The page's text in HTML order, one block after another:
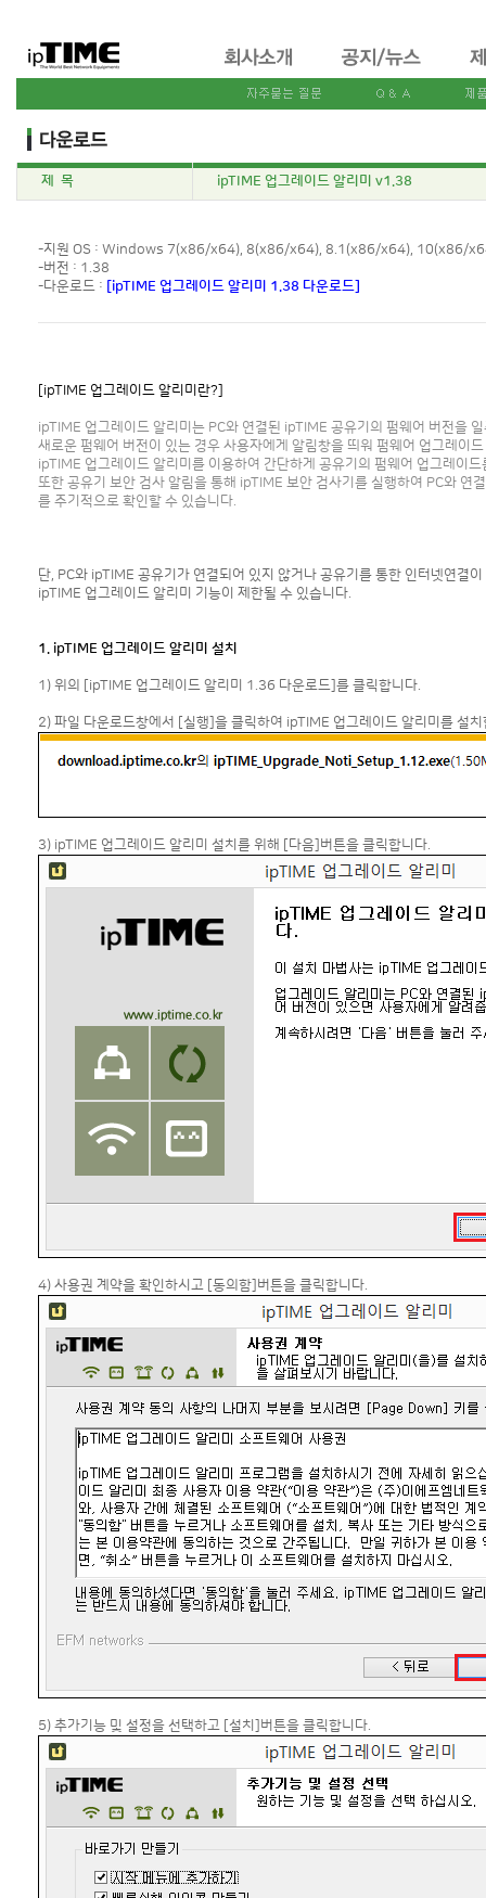
제 목 ipTIME 업그레이드 알리미 v1.38
-지원 OS : Windows 7(x86/x64), 8(x86/x64), 8.1(x86/x64), 10(x86/
-버전 : 1.38
-다운로드 :
[ipTIME 업그레이드 알리미 1.38 다운로드]
[ipTIME 업그레이드 알리미란?]
ipTIME 업그레이드 알리미는 PC와 연결된 ipTIME 공유기의 펌웨어 버전을
새로운 펌웨어 버전이 있는 경우 사용자에게 알림창을 띄워 펌웨어 업그레이
ipTIME 업그레이드 알리미를 이용하여 간단하게 공유기의 펌웨어 업그레이드
또한 공유기 보안 검사 알림을 통해 ipTIME 보안 검사기를 실행하여 PC와 연
를 주기적으로 확인할 수 있습니다.
단, PC와 ipTIME 공유기가 연결되어 있지 않거나 공유기를 통한 인터넷연결
ipTIME 업그레이드 알리미 기능이 제한될 수 있습니다.
1. ipTIME 업그레이드 알리미 설치
1) 위의 [ipTIME 업그레이드 알리미 1.36 다운로드]를 클릭합니다.
2) 파일 다운로드창에서 [실행]을 클릭하여 ipTIME 업그레이드 알리미를 설치
3) ipTIME 업그레이드 알리미 설치를 위해 [다음]버튼을 클릭합니다.
4) 사용권 계약을 확인하시고 [동의함]버튼을 클릭합니다.
5) 추가기능 및 설정을 선택하고 [설치]버튼을 클릭합니다.